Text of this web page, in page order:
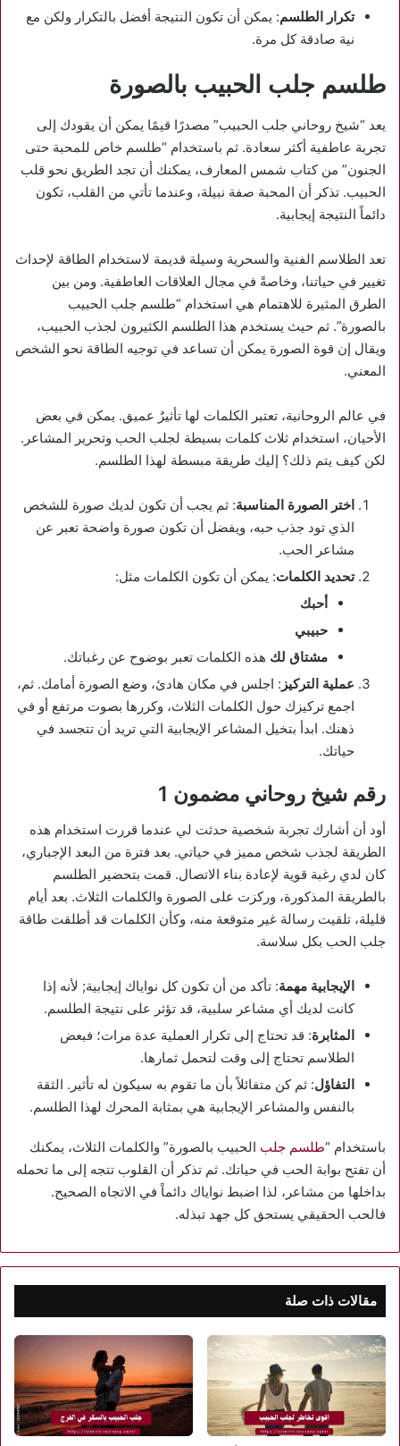
تكرار الطلسم: يمكن أن تكون النتيجة أفضل بالتكرار ولكن مع
نية صادقة كل مرة.
طلسم جلب الحبيب بالصورة
يعد “شيخ روحاني جلب الحبيب” مصدرًا قيمًا يمكن أن يقودك إلى
تجربة عاطفية أكثر سعادة. ثم باستخدام “طلسم خاص للمحبة حتى
الجنون” من كتاب شمس المعارف، يمكنك أن تجد الطريق نحو قلب
الحبيب. تذكر أن المحبة صفة نبيلة، وعندما تأتي من القلب، تكون
دائماً النتيجة إيجابية.
تعد الطلاسم الفنية والسحرية وسيلة قديمة لاستخدام الطاقة لإحداث
تغيير في حياتنا، وخاصةً في مجال العلاقات العاطفية. ومن بين
الطرق المثيرة للاهتمام هي استخدام “طلسم جلب الحبيب
بالصورة”. ثم حيث يستخدم هذا الطلسم الكثيرون لجذب الحبيب،
ويقال إن قوة الصورة يمكن أن تساعد في توجيه الطاقة نحو الشخص
المعني.
في عالم الروحانية، تعتبر الكلمات لها تأثيرٌ عميق. يمكن في بعض
الأحيان، استخدام ثلاث كلمات بسيطة لجلب الحب وتحرير المشاعر.
لكن كيف يتم ذلك؟ إليك طريقة مبسطة لهذا الطلسم.
اختر الصورة المناسبة: ثم يجب أن تكون لديك صورة للشخص
الذي تود جذب حبه، ويفضل أن تكون صورة واضحة تعبر عن
مشاعر الحب.
تحديد الكلمات: يمكن أن تكون الكلمات مثل:
أحبك
حبيبي
مشتاق لك هذه الكلمات تعبر بوضوح عن رغباتك.
عملية التركيز : اجلس في مكان هادئ، وضع الصورة أمامك. ثم،
اجمع تركيزك حول الكلمات الثلاث، وكررها بصوت مرتفع أو في
ذهنك. ابدأ بتخيل المشاعر الإيجابية التي تريد أن تتجسد في
حياتك.
رقم شيخ روحاني مضمون 1
أود أن أشارك تجربة شخصية حدثت لي عندما قررت استخدام هذه
الطريقة لجذب شخص مميز في حياتي. بعد فترة من البعد الإجباري،
كان لدي رغبة قوية لإعادة بناء الاتصال. قمت بتحضير الطلسم
بالطريقة المذكورة، وركزت على الصورة والكلمات الثلاث. بعد أيام
قليلة، تلقيت رسالة غير متوقعة منه، وكأن الكلمات قد أطلقت طاقة
جلب الحب بكل سلاسة.
الإيجابية مهمة: تأكد من أن تكون كل نواياك إيجابية; لأنه إذا
كانت لديك أي مشاعر سلبية، قد تؤثر على نتيجة الطلسم.
المثابرة: قد تحتاج إلى تكرار العملية عدة مرات؛ فبعض
الطلاسم تحتاج إلى وقت لتحمل ثمارها.
التفاؤل: ثم كن متفائلاً بأن ما تقوم به سيكون له تأثير. الثقة
بالنفس والمشاعر الإيجابية هي بمثابة المحرك لهذا الطلسم.
باستخدام “طلسم جلب الحبيب بالصورة” والكلمات الثلاث، يمكنك
أن تفتح بوابة الحب في حياتك. ثم تذكر أن القلوب تتجه إلى ما تحمله
بداخلها من مشاعر، لذا اضبط نواياك دائماً في الاتجاه الصحيح.
فالحب الحقيقي يستحق كل جهد تبذله.
مقالات ذات صلة